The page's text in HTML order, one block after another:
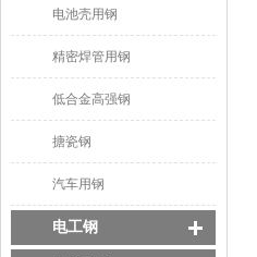
电池壳用钢
精密焊管用钢
低合金高强钢
搪瓷钢
汽车用钢
电工钢